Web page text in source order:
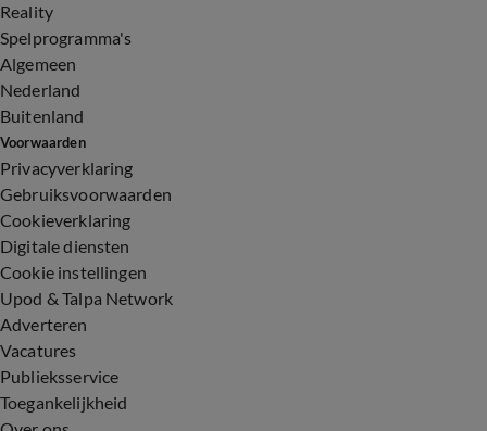
Reality
Spelprogramma's
Algemeen
Nederland
Buitenland
Voorwaarden
Privacyverklaring
Gebruiksvoorwaarden
Cookieverklaring
Digitale diensten
Cookie instellingen
Upod & Talpa Network
Adverteren
Vacatures
Publieksservice
Toegankelijkheid